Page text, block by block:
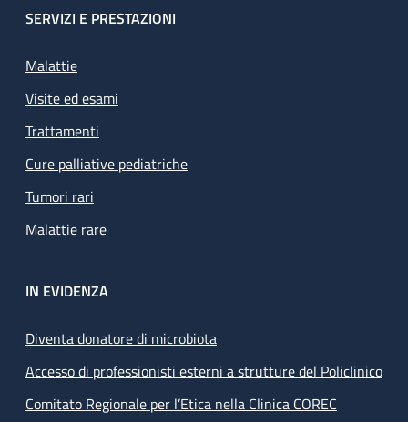
SERVIZI E PRESTAZIONI
Malattie
Visite ed esami
Trattamenti
Cure palliative pediatriche
Tumori rari
Malattie rare
IN EVIDENZA
Diventa donatore di microbiota
Accesso di professionisti esterni a strutture del Policlinico
Comitato Regionale per l’Etica nella Clinica COREC